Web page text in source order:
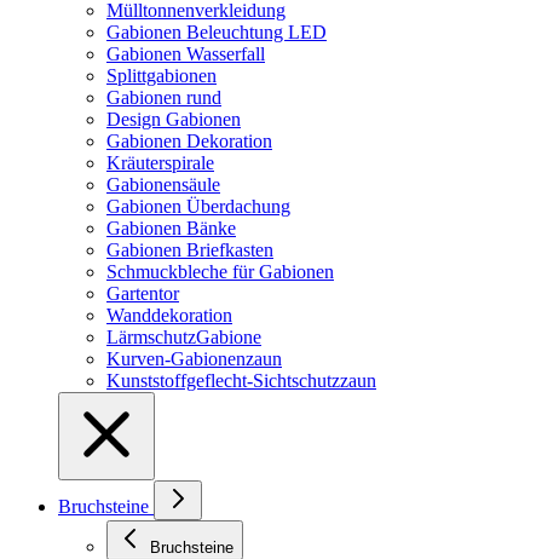
Mülltonnenverkleidung
Gabionen Beleuchtung LED
Gabionen Wasserfall
Splittgabionen
Gabionen rund
Design Gabionen
Gabionen Dekoration
Kräuterspirale
Gabionensäule
Gabionen Überdachung
Gabionen Bänke
Gabionen Briefkasten
Schmuckbleche für Gabionen
Gartentor
Wanddekoration
LärmschutzGabione
Kurven-Gabionenzaun
Kunststoffgeflecht-Sichtschutzzaun
Bruchsteine
Bruchsteine